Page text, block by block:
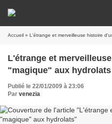
Accueil » L'étrange et merveilleuse histoire
L'étrange et
"magique" aux hydrolats
Publié le 22/01/2009 à 23:06
Par venezia